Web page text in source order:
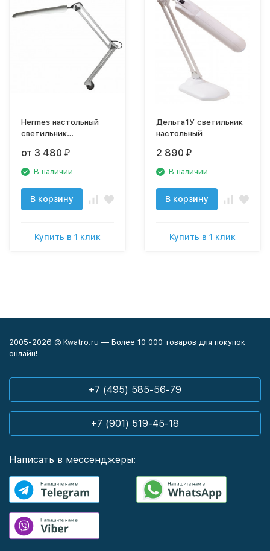
Hermes настольный
светильник
струбцине
от 3 480 ₽
В наличии
В корзину
Купить в 1 клик
Дельта1У светильник
настольный
2 890 ₽
В наличии
В корзину
Купить в 1 клик
2005-2026 © Kwatro.ru — Более 10 000 товаров для покупок
онлайн!
+7 (495) 585-56-79
+7 (901) 519-45-18
Написать в мессенджеры: